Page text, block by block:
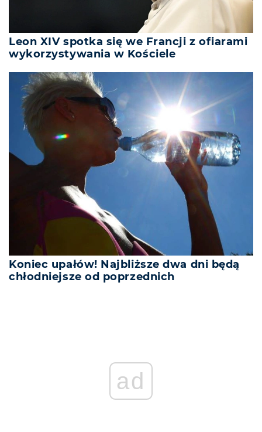
Leon XIV spotka się we Francji z ofiarami
wykorzystywania w Kościele
Koniec upałów! Najbliższe dwa dni będą
chłodniejsze od poprzednich
ad